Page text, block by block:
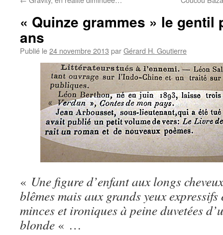
« Quinze grammes » le gentil
ans
Publié le24 novembre 2013 parGérard H. Goutierre
« Une figure d’enfant aux longs
blêmes mais aux grands yeux
minces et ironiques à peine duvetées
blonde « …